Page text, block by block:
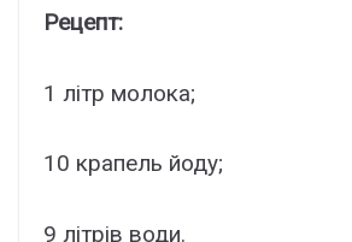
Рецепт:
1 літр молока;
10 крапель йоду;
9 літрів води.